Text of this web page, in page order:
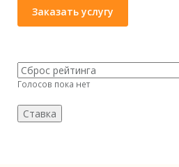
Заказать услугу
Голосов пока нет